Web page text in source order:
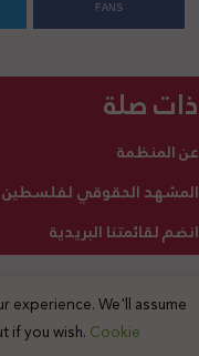
FANS
ذات صلة
عن المنظمة
المشهد الحقوقي لفلسطين
انضم لقائمتنا البريدية
2025 © جميع الحقوق محفوظة
experience. We'll assume
if you wish. Cookie